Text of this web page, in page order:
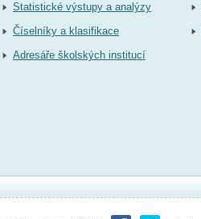
Statistické výstupy a analýzy
Číselníky a klasifikace
Adresáře školských institucí